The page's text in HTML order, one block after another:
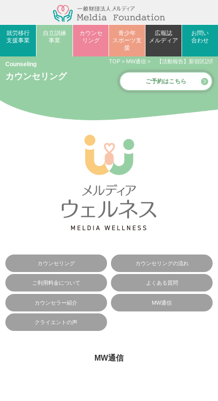
就労移行
支援事業
自立訓練
事業
カウンセ
リング
青少年
スポーツ支
援
広報誌
メルディア
お問い
合わせ
Counseling
カウンセリング
TOP > MW通信 > 【活動報告】新宿区訪
ご予約はこちら
カウンセリング カウンセリングの流れ
ご利用料金について よくある質問
カウンセラー紹介 MW通信
クライエントの声
MW通信